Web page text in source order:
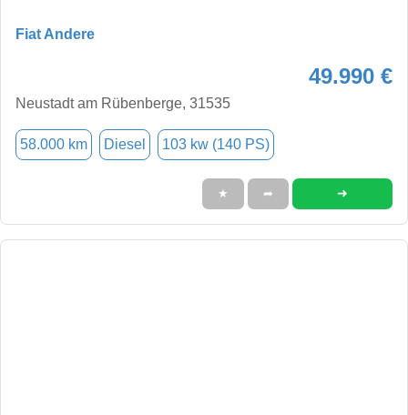
Fiat Andere
49.990 €
Neustadt am Rübenberge, 31535
58.000 km Diesel 103 kw (140 PS)
★ ➦ ➜